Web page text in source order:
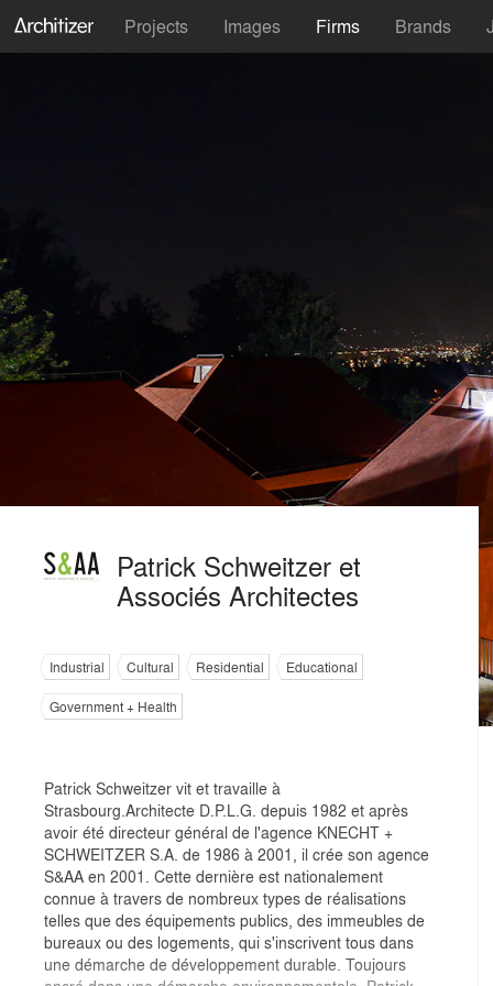
Projects Images Firms Brands
Patrick Schweitzer et
Associés Architectes
Industrial Cultural Residential
Educational
Government + Health
Patrick Schweitzer vit et travaille à
Strasbourg.Architecte D.P.L.G. depuis 1982 et après
avoir été directeur général de l'agence KNECHT +
SCHWEITZER S.A. de 1986 à 2001, il crée son agence
S&AA en 2001. Cette dernière est nationalement
connue à travers de nombreux types de réalisations
telles que des équipements publics, des immeubles de
bureaux ou des logements, qui s'inscrivent tous dans
une démarche de développement durable. Toujours